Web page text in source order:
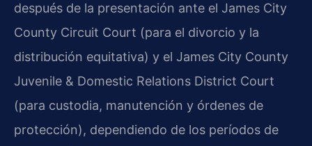
después de la presentación ante el James City
County Circuit Court (para el divorcio y la
distribución equitativa) y el James City County
Juvenile & Domestic Relations District Court
(para custodia, manutención y órdenes de
protección), dependiendo de los períodos de